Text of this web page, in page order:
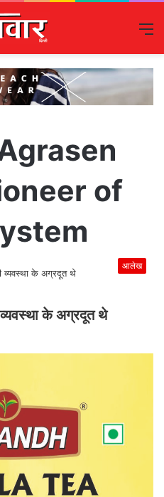
of
आलेख
व्यवस्था के अग्रदूत थे